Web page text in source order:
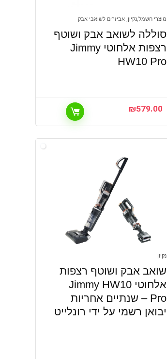
מוצרי חשמל,נקיון, אביזרים לשואבי אבק
סוללה לשואב אבק ושוטף
רצפות אלחוטי Jimmy
HW10 Pro
₪579.00
נקיון
שואב אבק ושוטף רצפות
אלחוטי Jimmy HW10
Pro – שנתיים אחריות
יבואן רשמי על ידי רונלייט